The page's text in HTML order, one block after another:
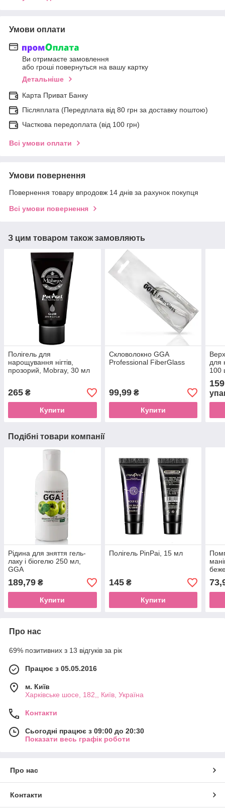
Умови оплати
Ви отримаєте замовлення
або гроші повернуться на вашу картку
Детальніше
Карта Приват Банку
Післяплата (Передплата від 80 грн за доставку поштою)
Часткова передоплата (від 100 грн)
Всі умови оплати
Умови повернення
Повернення товару впродовж 14 днів за рахунок покупця
Всі умови повернення
З цим товаром також замовляють
Полігель для
нарощування нігтів,
прозорий, Mobray, 30 мл
265 ₴
Купити
Скловолокно GGA
Professional FiberGlass
99,99₴
Купити
для
100
Подібні товари компанії
Рідина для зняття гель-
лаку і біогелю 250 мл,
GGA
189,79 ₴
Купити
Полігель PinPai, 15 мл
145₴
Купити
Про нас
69% позитивних з 13 відгуків за рік
Працює з 05.05.2016
м. Київ
Харківське шосе, 182,, Київ, Україна
Контакти
Сьогодні працює з 09:00 до 20:30
Показати весь графік роботи
Про нас
Контакти